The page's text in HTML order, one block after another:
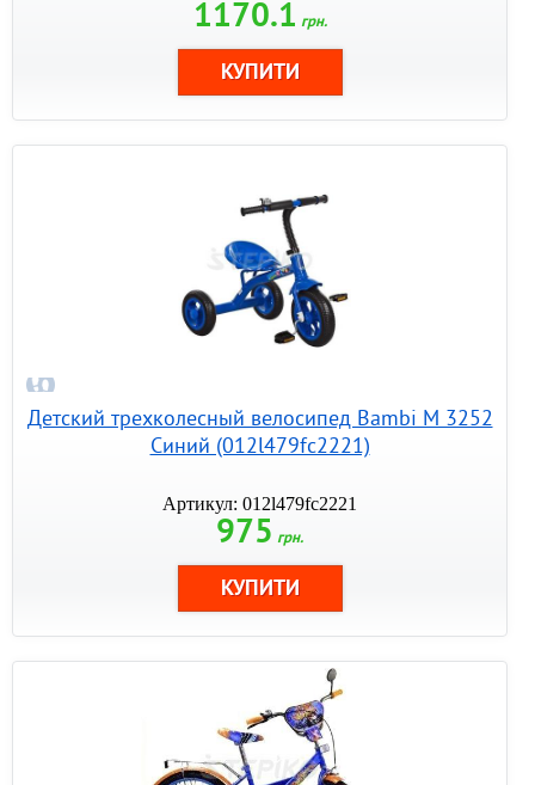
1170.1 грн.
Детский трехколесный велосипед Bambi M 3252
Синий (012l479fc2221)
Артикул: 012l479fc2221
975 грн.